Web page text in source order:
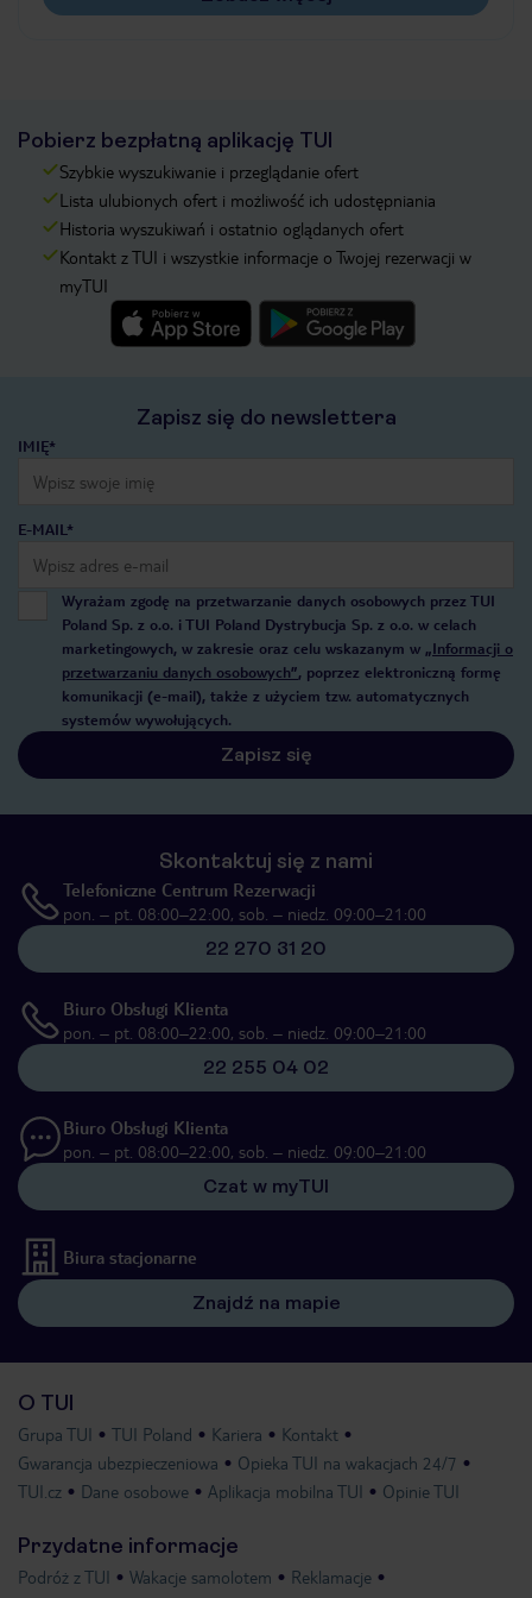
Pobierz bezpłatną aplikację TUI
Szybkie wyszukiwanie i przeglądanie ofert
Lista ulubionych ofert i możliwość ich udostępniania
Historia wyszukiwań i ostatnio oglądanych ofert
Kontakt z TUI i wszystkie informacje o Twojej rezerwacji w
myTUI
Zapisz się do newslettera
IMIĘ*
E-MAIL*
Wyrażam zgodę na przetwarzanie danych osobowych przez TUI
Poland Sp. z o.o. i TUI Poland Dystrybucja Sp. z o.o. w celach
marketingowych, w zakresie oraz celu wskazanym w „Informacji o
przetwarzaniu danych osobowych”, poprzez elektroniczną formę
komunikacji (e-mail), także z użyciem tzw. automatycznych
systemów wywołujących.
Zapisz się
Skontaktuj się z nami
Telefoniczne Centrum Rezerwacji
pon. – pt. 08:00–22:00, sob. – niedz. 09:00–21:00
22 270 31 20
Biuro Obsługi Klienta
pon. – pt. 08:00–22:00, sob. – niedz. 09:00–21:00
22 255 04 02
Biuro Obsługi Klienta
pon. – pt. 08:00–22:00, sob. – niedz. 09:00–21:00
Czat w myTUI
Biura stacjonarne
Znajdź na mapie
O TUI
Grupa TUI TUI Poland Kariera
Kontakt
Gwarancja ubezpieczeniowa
Opieka TUI na wakacjach 24/7
TUI.cz
Dane osobowe Aplikacja mobilna TUI Opinie TUI
Przydatne informacje
Podróż z TUI Wakacje samolotem
Reklamacje